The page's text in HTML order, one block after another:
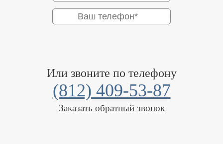
Или звоните по телефону
(812) 409-53-87
Заказать обратный звонок